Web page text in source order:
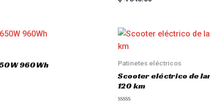
5.00
960Wh Patinetes eléctricos
Scooter eléctrico de
120 km